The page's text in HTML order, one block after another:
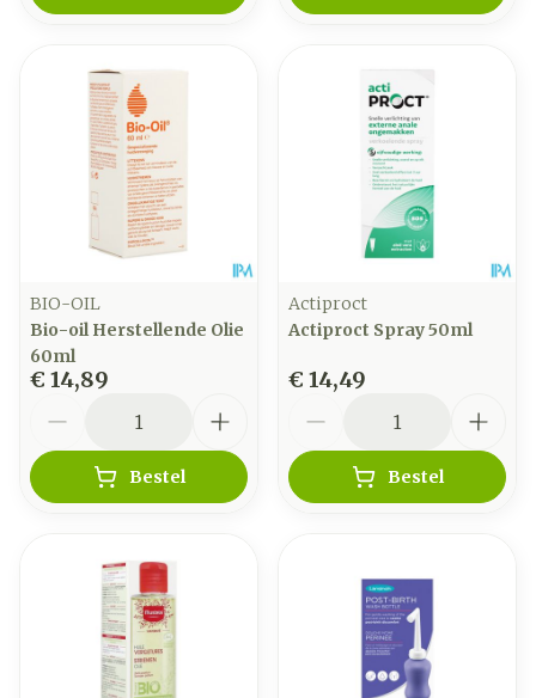
BIO-OIL
Bio-oil Herstellende Olie
60ml
€ 14,89
Bestel
Actiproct
Actiproct Spray 50ml
€ 14,49
Bestel